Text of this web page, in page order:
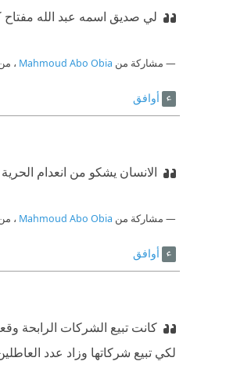
لي صديق اسمه عبد الله مفتاح
مشاركة من Mahmoud Abo Obia ،
أوافق
الانسان يشكو من انعدام
مشاركة من Mahmoud Abo Obia ،
أوافق
كانت تبيع الشركات الرابحة
لكي تبيع شركاتها وزاد عدد العاطلين لقد بلغ عدد